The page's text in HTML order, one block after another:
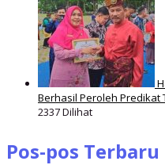
Berhasil Peroleh Predikat
2337 Dilihat
Pos-pos Terbaru